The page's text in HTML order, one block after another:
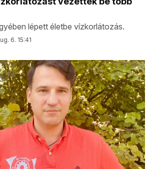
lépett életbe vízkorlátozás.
6. 15:41